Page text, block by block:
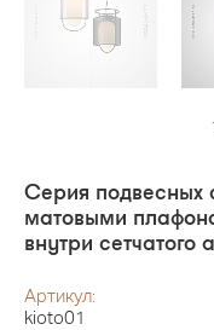
Серия подвесных
матовыми
внутри сетчатого
Артикул:
kioto01